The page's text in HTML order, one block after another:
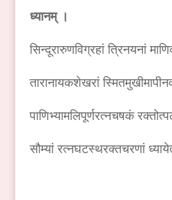
ध्यानम् ।
सिन्दूरारुणविग्रहां त्रिनयनां
तारानायकशेखरां
पाणिभ्यामलिपूर्णरत्नचषकं
सौम्यां रत्नघटस्थरक्तचरणां